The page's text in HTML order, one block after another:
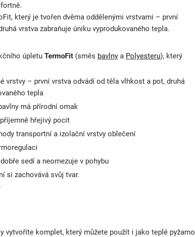
který je tvořen dvěma oddělenými vrstvami – první
vrstva zabraňuje úniku vyprodukovaného tepla.
úpletu TermoFit (směs bavlny a Polyesteru), který
vrstvy – první vrstva odvádí od těla vlhkost a pot, druhá
tepla
má přírodní omak
hřejivý pocit
transportní a izolační vrstvy oblečení
sedí a neomezuje v pohybu
si zachovává svůj tvar.
vytvoříte komplet, který můžete použít i jako teplé pyžamo